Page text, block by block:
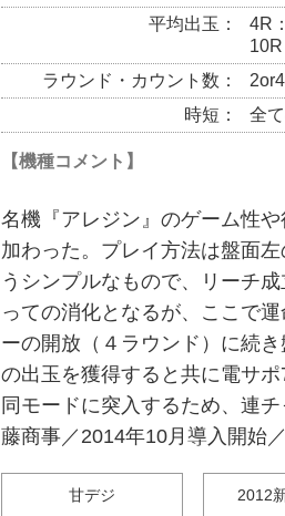
平均出玉
4R
ラウンド・カウント数
時短
全
【機種コメント】
名機『アレジン』のゲーム性
加わった。プレイ方法は盤面
うシンプルなもので、リーチ
っての消化となるが、ここで
ーの開放（４ラウンド）に続
の出玉を獲得すると共に電サ
同モードに突入するため、連
藤商事／2014年10月導入開始
甘デジ 2012